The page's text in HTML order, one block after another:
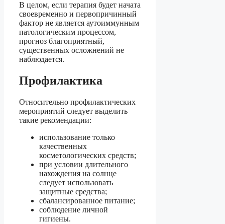
В целом, если терапия будет начата
своевременно и первопричинный
фактор не является аутоиммунным
патологическим процессом,
прогноз благоприятный,
существенных осложнений не
наблюдается.
Профилактика
Относительно профилактических
мероприятий следует выделить
такие рекомендации:
использование только
качественных
косметологических средств;
при условии длительного
нахождения на солнце
следует использовать
защитные средства;
сбалансированное питание;
соблюдение личной
гигиены.